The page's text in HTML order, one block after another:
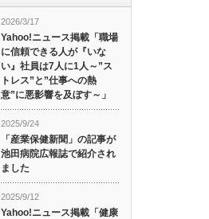
2026/3/17
Yahoo!ニュース掲載「職場
に信頼できる人が『いな
い』社員は7人に1人～”ス
トレス”と”仕事への熱
意”に悪影響を及ぼす～」
2025/9/24
「産業保健新聞」の記事が
池田病院広報誌で紹介され
ました
2025/9/12
Yahoo!ニュース掲載「健康